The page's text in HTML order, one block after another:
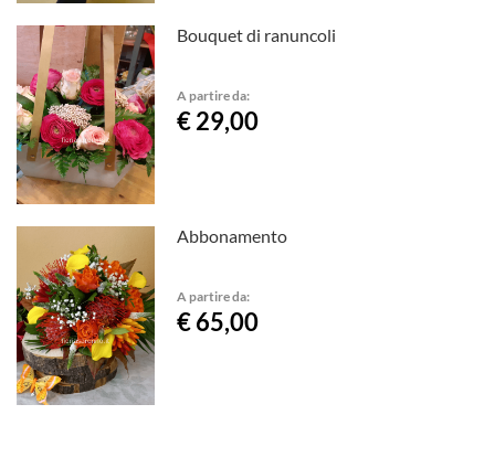
Bouquet di ranuncoli
A partire da:
€ 29,00
Abbonamento
A partire da:
€ 65,00